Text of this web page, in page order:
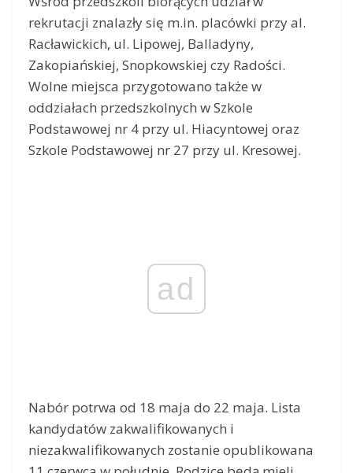
rekrutacji znalazły się m.in. placówki przy al.
Racławickich, ul. Lipowej, Balladyny,
Zakopiańskiej, Snopkowskiej czy Radości.
Wolne miejsca przygotowano także w
oddziałach przedszkolnych w Szkole
Podstawowej nr 4 przy ul. Hiacyntowej oraz
Szkole Podstawowej nr 27 przy ul. Kresowej.
ad
Nabór potrwa od 18 maja do 22 maja. Lista
kandydatów zakwalifikowanych i
niezakwalifikowanych zostanie opublikowana